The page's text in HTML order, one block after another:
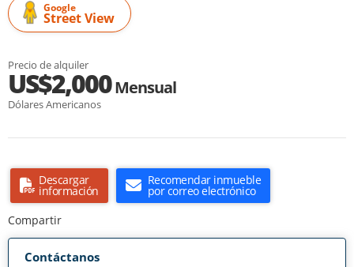
Google
Street View
Precio de alquiler
US$2,000Mensual
Dólares Americanos
Descargar
información
Recomendar inmueble
por correo electrónico
Compartir
Contáctanos